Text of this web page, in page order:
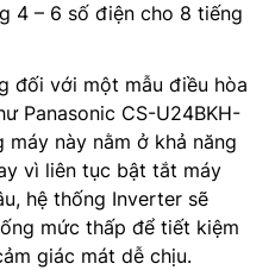
4 – 6 số điện cho 8 tiếng
đối với một mẫu điều hòa
Panasonic CS-U24BKH-
này nằm ở khả năng
vì liên tục bật tắt máy
hệ thống Inverter sẽ
mức thấp để tiết kiệm
giác mát dễ chịu.